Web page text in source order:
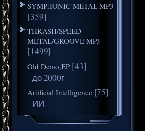
SYMPHONIC METAL MP3
[359]
THRASH/SPEED
METAL/GROOVE MP3
[1499]
Old Demo,EP [43]
до 2000г
Artificial Intelligence [75]
ИИ